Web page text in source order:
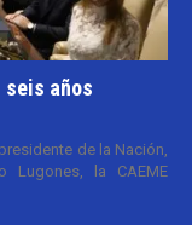
seis años
de la Nación,
la CAEME